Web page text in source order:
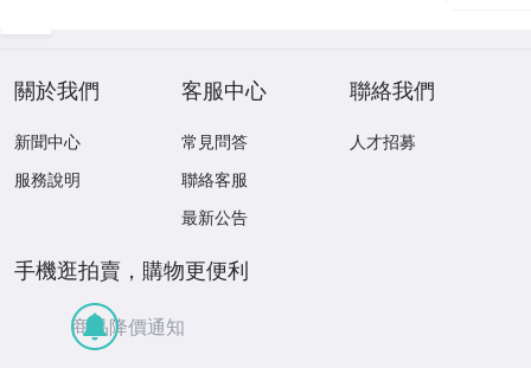
關於我們
新聞中心
服務說明
客服中心
常見問答
聯絡客服
最新公告
聯絡我們
人才招募
手機逛拍賣，購物更便利
商品降價通知